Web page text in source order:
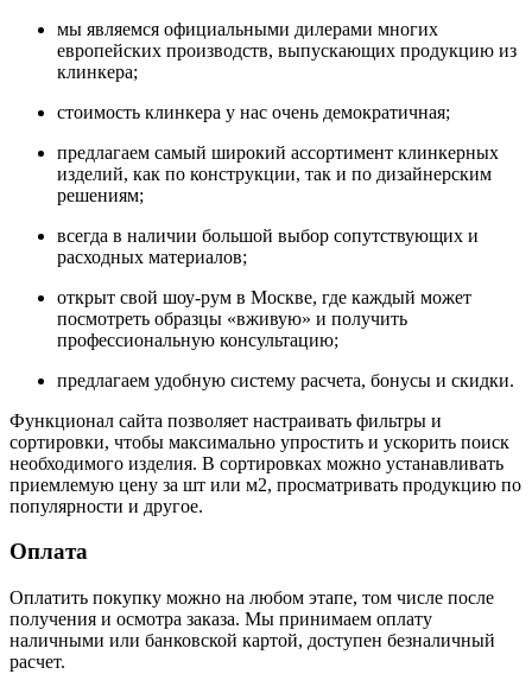
мы являемся официальными дилерами многих
европейских производств, выпускающих продукцию из
клинкера;
стоимость клинкера у нас очень демократичная;
предлагаем самый широкий ассортимент клинкерных
изделий, как по конструкции, так и по дизайнерским
решениям;
всегда в наличии большой выбор сопутствующих и
расходных материалов;
открыт свой шоу-рум в Москве, где каждый может
посмотреть образцы «вживую» и получить
профессиональную консультацию;
предлагаем удобную систему расчета, бонусы и скидки.
Функционал сайта позволяет настраивать фильтры и
сортировки, чтобы максимально упростить и ускорить поиск
необходимого изделия. В сортировках можно устанавливать
приемлемую цену за шт или м2, просматривать продукцию по
популярности и другое.
Оплата
Оплатить покупку можно на любом этапе, том числе после
получения и осмотра заказа. Мы принимаем оплату
наличными или банковской картой, доступен безналичный
расчет.